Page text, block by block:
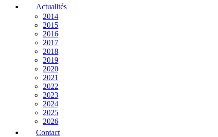
Actualités
2014
2015
2016
2017
2018
2019
2020
2021
2022
2023
2024
2025
2026
Contact